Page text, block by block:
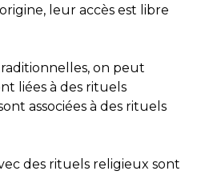
leur accès est libre
on peut
liées à des rituels
associées à des rituels
des rituels religieux sont